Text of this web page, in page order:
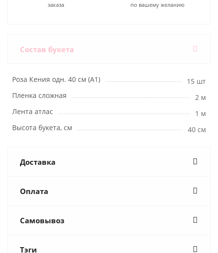
заказа
по вашему желанию
Состав букета
Роза Кения одн. 40 см (А1)
15 шт
Пленка сложная
2 м
Лента атлас
1 м
Высота букета, см
40 см
Доставка
Оплата
Самовывоз
Тэги